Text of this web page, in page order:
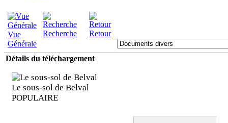
Vue
Générale
Recherche Retour
Détails du téléchargement
Le sous-sol de Belval
POPULAIRE